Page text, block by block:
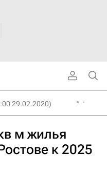
29.02.2020)
м жилья
к 2025